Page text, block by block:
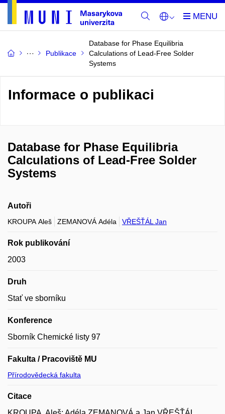
Publikace
Database for Phase Equilibria
Calculations of Lead-Free Solder
Systems
Informace o publikaci
Database for Phase Equilibria
Calculations of Lead-Free Solder
Systems
Autoři
KROUPA Aleš ZEMANOVÁ Adéla VŘEŠŤÁL Jan
Rok publikování
2003
Druh
Stať ve sborníku
Konference
Sborník Chemické listy 97
Fakulta / Pracoviště MU
Přírodovědecká fakulta
Citace